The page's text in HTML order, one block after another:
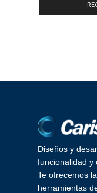
Diseños y
funcionalidad y
Te ofrecemos
herramientas